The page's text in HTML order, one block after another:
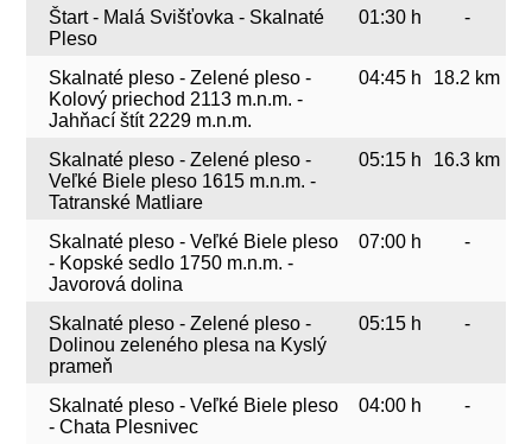
Štart - Malá Svišťovka - Skalnaté
Pleso
01:30 h -
Skalnaté pleso - Zelené pleso -
Kolový priechod 2113 m.n.m. -
Jahňací štít 2229 m.n.m.
04:45 h 18.2 km
Skalnaté pleso - Zelené pleso -
Veľké Biele pleso 1615 m.n.m. -
Tatranské Matliare
05:15 h 16.3 km
Skalnaté pleso - Veľké Biele pleso
- Kopské sedlo 1750 m.n.m. -
Javorová dolina
07:00 h -
Skalnaté pleso - Zelené pleso -
Dolinou zeleného plesa na Kyslý
prameň
05:15 h -
Skalnaté pleso - Veľké Biele pleso
- Chata Plesnivec
04:00 h -